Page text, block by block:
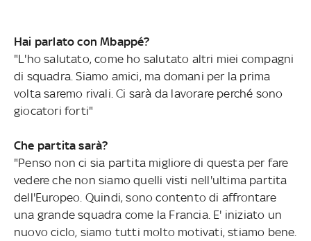
Hai parlato con Mbappé?
"L'ho salutato, come ho salutato altri miei compagni
di squadra. Siamo amici, ma domani per la prima
volta saremo rivali. Ci sarà da lavorare perché sono
giocatori forti"
Che partita sarà?
"Penso non ci sia partita migliore di questa per fare
vedere che non siamo quelli visti nell'ultima partita
dell'Europeo. Quindi, sono contento di affrontare
una grande squadra come la Francia. E' iniziato un
nuovo ciclo, siamo tutti molto motivati, stiamo bene.